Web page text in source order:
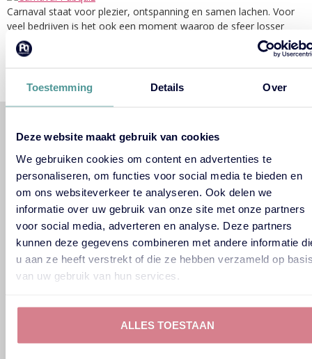
Toestemming Details Over
Deze website maakt gebruik van cookies
We gebruiken cookies om content en advertenties te
personaliseren, om functies voor social media te bieden en
om ons websiteverkeer te analyseren. Ook delen we
informatie over uw gebruik van onze site met onze partners
voor social media, adverteren en analyse. Deze partners
kunnen deze gegevens combineren met andere informatie
u aan ze heeft verstrekt of die ze hebben verzameld op
van uw gebruik van hun services.
ALLES TOESTAAN
Carnaval staat voor plezier, ontspanning en samen lachen. Voor
veel bedrijven is het ook een moment waarop de sfeer losser
wordt en teams elkaar op een andere manier ontmoeten. Maar
juist daar ligt de uitdaging: hoe organiseer je iets dat gezellig is,
is daarvoor de ideale […]
PUBQUIZ OP LOCATIE
ONLINE PUBQUIZ
HYBRIDE QUIZ
PUBQUIZ BINGO
THEMA’S
ONZE QUIZMASTERS
CONTACT
HISTORIE
FAQ
LINKEDIN AANBEVELINGEN
PRIJSOPGAVE AANVRAGEN